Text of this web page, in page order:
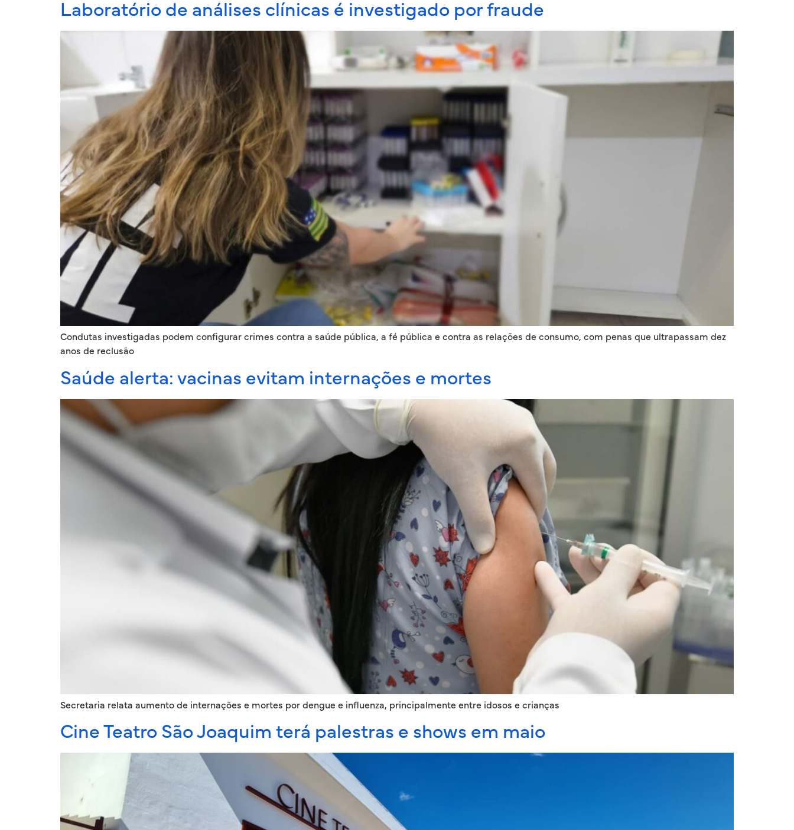
Laboratório de análises clínicas é investigado por fraude
Condutas investigadas podem configurar crimes contra a saúde pública, a fé pública e contra as relações de consumo, com penas que ultrapassam dez
anos de reclusão
Saúde alerta: vacinas evitam internações e mortes
Secretaria relata aumento de internações e mortes por dengue e influenza, principalmente entre idosos e crianças
Cine Teatro São Joaquim terá palestras e shows em maio